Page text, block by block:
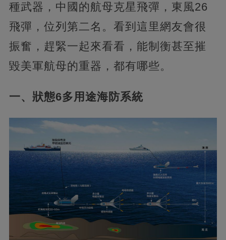
種武器，中國的航母克星飛彈，東風26
飛彈，位列第二名。看到這里網友會很
振奮，趕緊一起來看看，能制衡甚至摧
毀美軍航母的重器，都有哪些。
一、狀態6多用途海防系統